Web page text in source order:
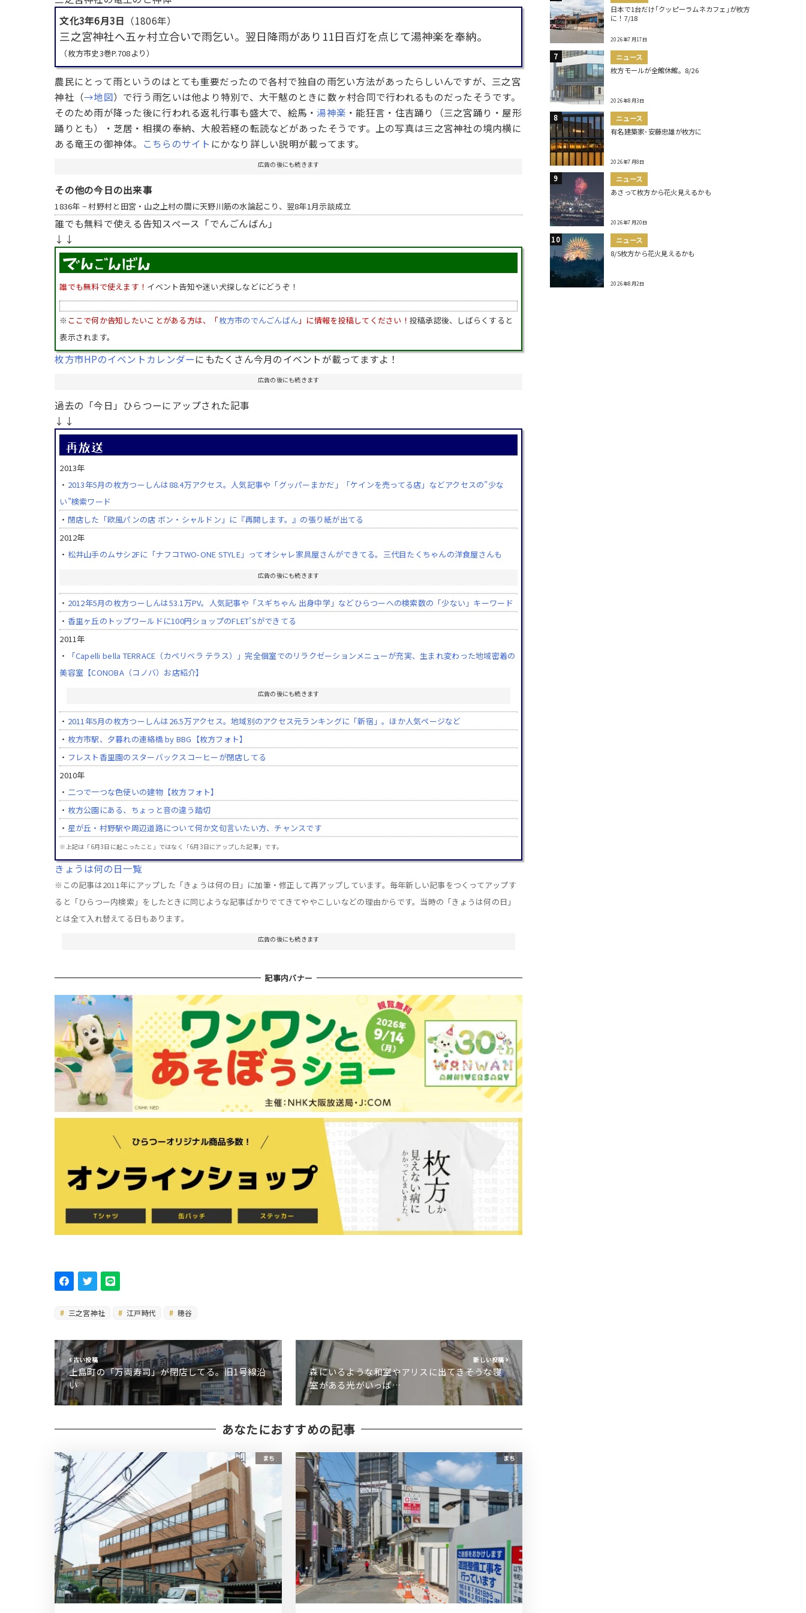
文化3年6月3日 （1806年）
三之宮神社へ五ヶ村立合いで雨乞い。翌日降雨があり11日百灯を点じて湯神楽を奉納。
（枚方市史3巻P.708より）
農民にとって雨というのはとても重要だったので各村で独自の雨乞い方法があったらしいんですが、三之宮
神社（→地図）で行う雨乞いは他より特別で、大干魃のときに数ヶ村合同で行われるものだったそうです。
そのため雨が降った後に行われる返礼行事も盛大で、絵馬・ 湯神楽 ・能狂言・住吉踊り（三之宮踊り・屋形
踊りとも）・芝居・相撲の奉納、大般若経の転読などがあったそうです。上の写真は三之宮神社の境内横に
ある竜王の御神体。
こちらのサイト にかなり詳しい説明が載ってます。
広告の後にも続きます
その他の今日の出来事
1836年 − 村野村と田宮・山之上村の間に天野川筋の水論起こり、翌8年1月示談成立
誰でも無料で使える告知スペース「でんごんばん」
↓↓
誰でも無料で使えます！ イベント告知や迷い犬探しなどにどうぞ！
※ ここで何か告知したいことがある方は、「枚方市のでんごんばん 」に情報を投稿してください！ 投稿承認後、しばらくすると
表示されます。
枚方市HPのイベントカレンダーにもたくさん今月のイベントが載ってますよ！
広告の後にも続きます
過去の「今日」ひらつーにアップされた記事
↓↓
2013年
・ 2013年5月の枚方つーしんは88.4万アクセス。人気記事や「グッパーまかだ」「ケインを売ってる店」などアクセスの”少な
い”検索ワード
・ 閉店した「欧風パンの店 ボン・シャルドン」に『再開します。』の張り紙が出てる
2012年
・ 松井山手のムサシ2Fに「ナフコTWO-ONE STYLE」ってオシャレ家具屋さんができてる。三代目たくちゃんの洋食屋さんも
広告の後にも続きます
・ 2012年5月の枚方つーしんは53.1万PV。人気記事や「スギちゃん 出身中学」などひらつーへの検索数の「少ない」キーワード
・ 香里ヶ丘のトップワールドに100円ショップのFLET’Sができてる
2011年
・
「Capelli bella TERRACE（カペリベラ テラス）」完全個室でのリラクゼーションメニューが充実、生まれ変わった地域密着の
美容室【CONOBA（コノバ）お店紹介】
広告の後にも続きます
・ 2011年5月の枚方つーしんは26.5万アクセス。地域別のアクセス元ランキングに「新宿」。ほか人気ページなど
・ 枚方市駅、夕暮れの連絡橋 by BBG【枚方フォト】
・ フレスト香里園のスターバックスコーヒーが閉店してる
2010年
・ 二つで一つな色使いの建物【枚方フォト】
・ 枚方公園にある、ちょっと音の違う踏切
・ 星が丘・村野駅や周辺道路について何か文句言いたい方、チャンスです
※上記は「6月3日に起こったこと」ではなく「6月3日にアップした記事」です。
きょうは何の日一覧
※この記事は2011年にアップした「きょうは何の日」に加筆・修正して再アップしています。毎年新しい記事をつくってアップす
ると「ひらつー内検索」をしたときに同じような記事ばかりでてきてややこしいなどの理由からです。当時の「きょうは何の日」
とは全て入れ替えてる日もあります。
広告の後にも続きます
記事内バナー
三之宮神社 江戸時代 穂谷
古い投稿
上島町の「万両寿司」が閉店してる。旧1号線沿
い
新しい投稿
森にいるような和室やアリスに出てきそうな寝
室がある光がいっぱ…
あなたにおすすめの記事
まち まち
日本で1台だけ｢クッピーラムネカフェ｣が枚方
に！7/18
2026年7月17日
ニュース
枚方モールが全館休館。8/26
2026年8月3日
ニュース
有名建築家･安藤忠雄が枚方に
2026年7月8日
ニュース
あさって枚方から花火見えるかも
2026年7月20日
ニュース
8/5枚方から花火見えるかも
2026年8月2日